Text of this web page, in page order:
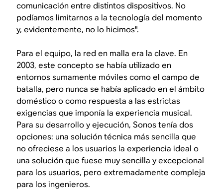
comunicación entre distintos dispositivos. No
podíamos limitarnos a la tecnología del momento
y, evidentemente, no lo hicimos".
Para el equipo, la red en malla era la clave. En
2003, este concepto se había utilizado en
entornos sumamente móviles como el campo de
batalla, pero nunca se había aplicado en el ámbito
doméstico o como respuesta a las estrictas
exigencias que imponía la experiencia musical.
Para su desarrollo y ejecución, Sonos tenía dos
opciones: una solución técnica más sencilla que
no ofreciese a los usuarios la experiencia ideal o
una solución que fuese muy sencilla y excepcional
para los usuarios, pero extremadamente compleja
para los ingenieros.